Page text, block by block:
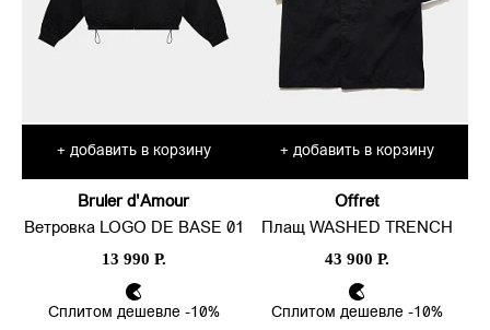
+ добавить в корзину
Bruler d'Amour
Ветровка LOGO DE BASE 01
13 990 Р.
Сплитом дешевле -10%
+ добавить в корзину
Offret
Плащ WASHED TRENCH
43 900 Р.
Сплитом дешевле -10%